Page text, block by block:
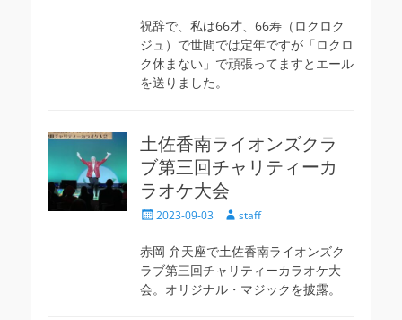
日
者
祝辞で、私は66才、66寿（ロクロク
ジュ）で世間では定年ですが「ロクロ
ク休まない」で頑張ってますとエール
を送りました。
土佐香南ライオンズクラ
ブ第三回チャリティーカ
ラオケ大会
投
日
2023-09-03
投
者
staff
赤岡 弁天座で土佐香南ライオンズク
ラブ第三回チャリティーカラオケ大
会。オリジナル・マジックを披露。